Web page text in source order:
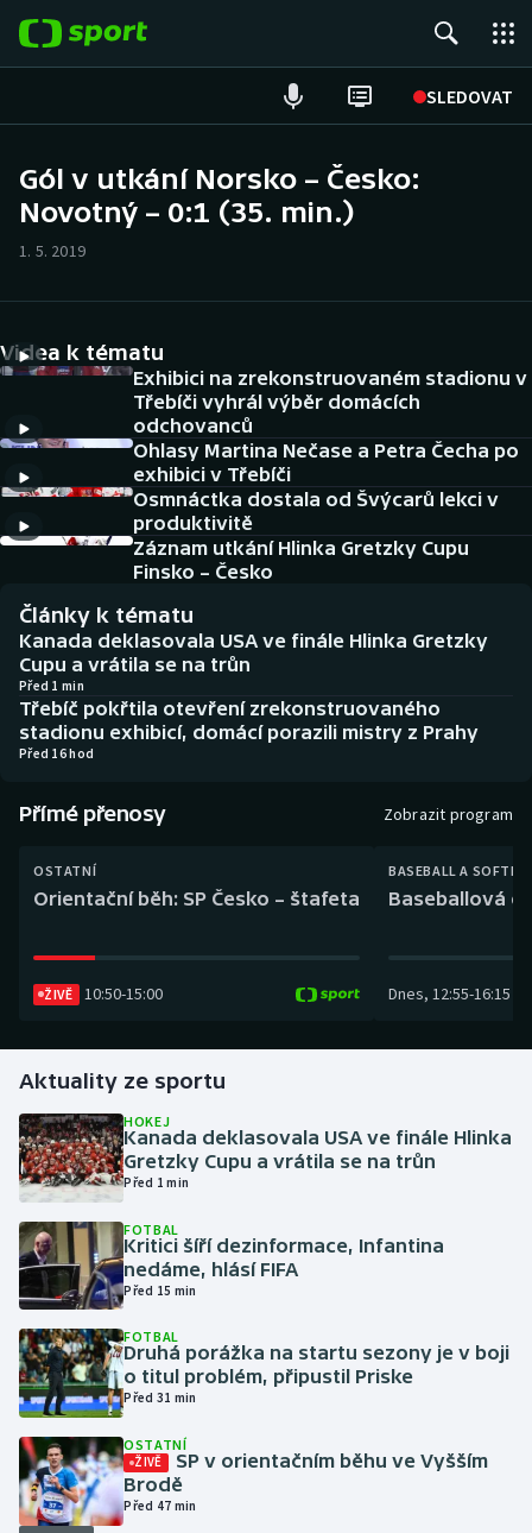
SLEDOVAT
Hokej
Cyklistika
DALŠÍ SPORTY
Americký fotbal
Baseball a softbal
Basketbal
Biatlon
Boby a skeleton
Dostihy
Futsal
Gymnastika
Házená
Jezdectví
Judo
Krasobruslení
Lezení
Lyže a snowboard
Moderní pětiboj
NEPŘEHLÉDNĚTE
Soutěže
Historické návraty
Aplikace ČT sport
AZ kvíz
Gól v utkání Norsko – Česko:
Novotný – 0:1 (35. min.)
1. 5. 2019
Videa k tématu
Exhibici na zrekonstruovaném stadionu v
Třebíči vyhrál výběr domácích
odchovanců
Ohlasy Martina Nečase a Petra Čecha po
exhibici v Třebíči
Osmnáctka dostala od Švýcarů lekci v
produktivitě
Záznam utkání Hlinka Gretzky Cupu
Finsko – Česko
Články k tématu
Kanada deklasovala USA ve finále Hlinka Gretzky
Cupu a vrátila se na trůn
Před 1 min
Třebíč pokřtila otevření zrekonstruovaného
stadionu exhibicí, domácí porazili mistry z Prahy
Před 16 hod
Přímé přenosy Zobrazit program
OSTATNÍ
Orientační běh: SP Česko – štafeta
ŽIVĚ 10:50-15:00
BASEBALL A
Baseballová
Dnes, 12:55-16:15
Aktuality ze sportu
HOKEJ
Kanada deklasovala USA ve finále Hlinka
Gretzky Cupu a vrátila se na trůn
Před 1 min
FOTBAL
Kritici šíří dezinformace, Infantina
nedáme, hlásí FIFA
Před 15 min
FOTBAL
Druhá porážka na startu sezony je v boji
o titul problém, připustil Priske
Před 31 min
OSTATNÍ
ŽIVĚ
SP v orientačním běhu ve Vyšším
Brodě
Před 47 min